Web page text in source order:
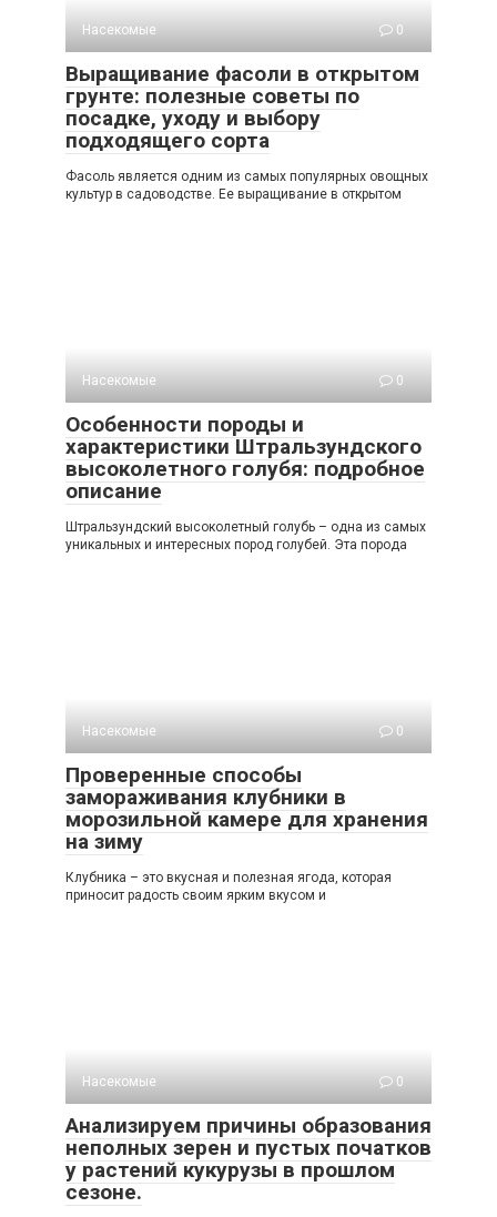
Насекомые 0
Выращивание фасоли в открытом
грунте: полезные советы по
посадке, уходу и выбору
подходящего сорта
Фасоль является одним из самых популярных овощных
культур в садоводстве. Ее выращивание в открытом
Насекомые 0
Особенности породы и
характеристики Штральзундского
высоколетного голубя: подробное
описание
Штральзундский высоколетный голубь – одна из самых
уникальных и интересных пород голубей. Эта порода
Насекомые 0
Проверенные способы
замораживания клубники в
морозильной камере для хранения
на зиму
Клубника – это вкусная и полезная ягода, которая
приносит радость своим ярким вкусом и
Насекомые 0
Анализируем причины образования
неполных зерен и пустых початков
у растений кукурузы в прошлом
сезоне.